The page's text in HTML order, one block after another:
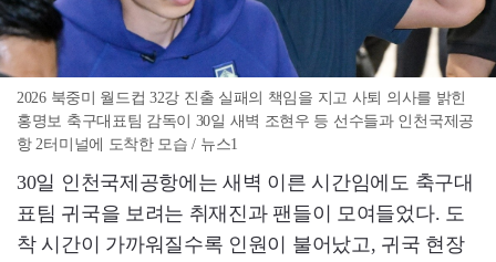
2026 북중미 월드컵 32강 진출 실패의 책임을 지고 사퇴 의사를 밝힌
홍명보 축구대표팀 감독이 30일 새벽 조현우 등 선수들과 인천국제공
항 2터미널에 도착한 모습 / 뉴스1
30일 인천국제공항에는 새벽 이른 시간임에도 축구대
표팀 귀국을 보려는 취재진과 팬들이 모여들었다. 도
착 시간이 가까워질수록 인원이 불어났고, 귀국 현장